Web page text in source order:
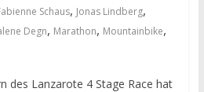
Schaus, Jonas Lindberg,
Degn, Marathon, Mountainbike,
des Lanzarote 4 Stage Race hat